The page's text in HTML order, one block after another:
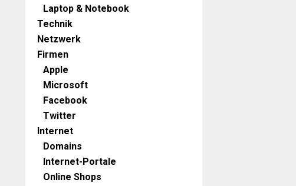
Laptop & Notebook
Technik
Netzwerk
Firmen
Apple
Microsoft
Facebook
Twitter
Internet
Domains
Internet-Portale
Online Shops